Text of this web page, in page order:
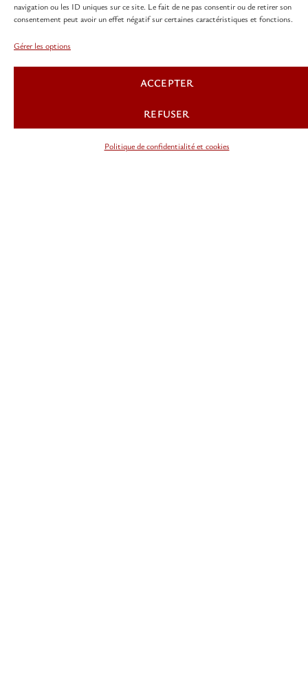
navigation ou les ID uniques sur ce site. Le fait de ne pas consentir ou de retirer son
consentement peut avoir un effet négatif sur certaines caractéristiques et fonctions.
Gérer les options
ACCEPTER
REFUSER
Politique de confidentialité et cookies